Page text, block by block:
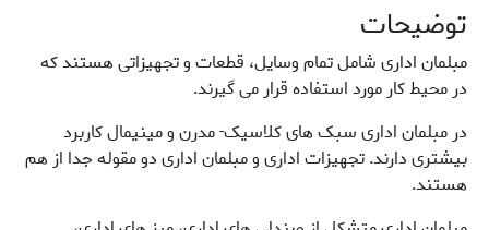
توضیحات
مبلمان اداری شامل تمام وسایل، قطعات و تجهیزاتی هستند که
در محیط کار مورد استفاده قرار می گیرند.
در مبلمان اداری سبک های کلاسیک- مدرن و مینیمال کاربرد
بیشتری دارند. تجهیزات اداری و مبلمان اداری دو مقوله جدا از هم
هستند.